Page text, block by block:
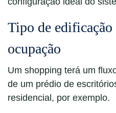
Tipo de
ocupação
Um shopping terá um
de um prédio de
residencial, por exemplo.